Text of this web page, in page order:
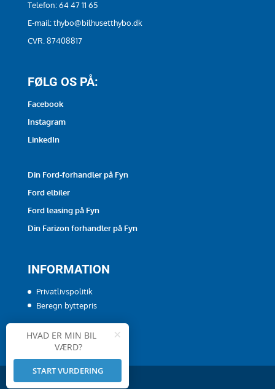
Telefon:64 47 11 65
E-mail:thybo@bilhusetthybo.dk
CVR. 87408817
FØLG OS PÅ:
Facebook
Instagram
LinkedIn
Din Ford-forhandler på Fyn
Ford elbiler
Ford leasing på Fyn
Din Farizon forhandler på Fyn
INFORMATION
Privatlivspolitik
Beregn byttepris
×
HVAD ER MIN BIL
VÆRD?
START VURDERING